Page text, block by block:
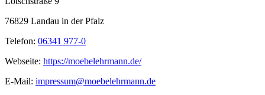
76829 Landau in der Pfalz
Telefon: 06341 977-0
Webseite: https://moebelehrmann.de/
E-Mail: impressum@moebelehrmann.de